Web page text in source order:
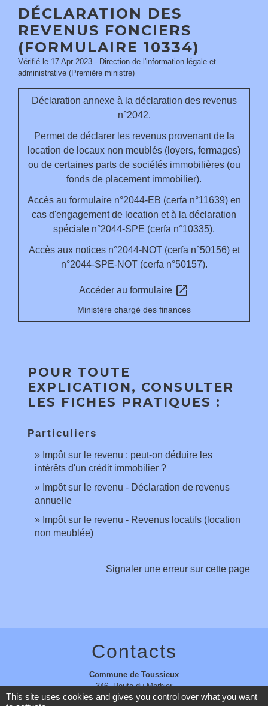
DÉCLARATION DES
REVENUS FONCIERS
(FORMULAIRE 10334)
Vérifié le 17 Apr 2023 - Direction de l'information légale et
administrative (Première ministre)
Déclaration annexe à la déclaration des revenus
n°2042.
Permet de déclarer les revenus provenant de la
location de locaux non meublés (loyers, fermages)
ou de certaines parts de sociétés immobilières (ou
fonds de placement immobilier).
Accès au formulaire n°2044-EB (cerfa n°11639) en
cas d'engagement de location et à la déclaration
spéciale n°2044-SPE (cerfa n°10335).
Accès aux notices n°2044-NOT (cerfa n°50156) et
n°2044-SPE-NOT (cerfa n°50157).
Accéder au formulaire open_in_new
Ministère chargé des finances
POUR TOUTE
EXPLICATION, CONSULTER
LES FICHES PRATIQUES :
Particuliers
Impôt sur le revenu : peut-on déduire les
intérêts d'un crédit immobilier ?
Impôt sur le revenu - Déclaration de revenus
annuelle
Impôt sur le revenu - Revenus locatifs (location
non meublée)
Signaler une erreur sur cette page
Contacts
Commune de Toussieux
346, Route du Morbier
01600 Toussieux - FRANCE
This site uses cookies and gives you control over what you want